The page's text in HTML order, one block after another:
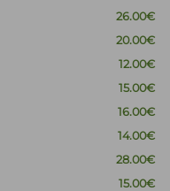
26.00€
20.00€
12.00€
15.00€
16.00€
14.00€
28.00€
15.00€